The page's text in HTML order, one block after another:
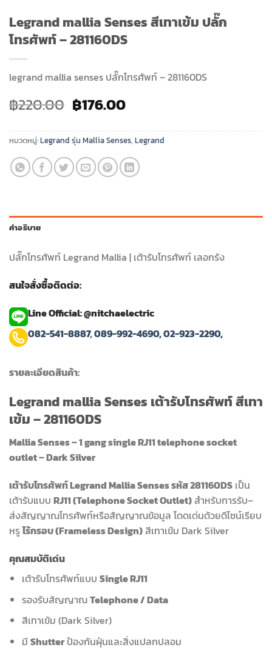
Legrand mallia Senses สีเทาเข้ม ปลั๊ก
โทรศัพท์ – 281160DS
legrand mallia senses ปลั๊กโทรศัพท์ – 281160DS
฿220.00 Original
price
was:
฿220.00.
฿176.00Current
is:
฿176.00.
หมวดหมู่:Legrand รุ่น Mallia Senses, Legrand
คำอธิบาย
ปลั๊กโทรศัพท์ Legrand Mallia | เต้ารับโทรศัพท์ เลอกรัง
สนใจสั่งซื้อติดต่อ:
Line Official: @nitchaelectric
082-541-8887,089-992-4690,02-923-2290,
รายละเอียดสินค้า:
Legrand mallia Senses เต้ารับโทรศัพท์ สีเทา
เข้ม – 281160DS
Mallia Senses – 1 gang single RJ11 telephone socket
outlet – Dark Silver
เต้ารับโทรศัพท์ Legrand Mallia Senses รหัส 281160DS เป็น
เต้ารับแบบ RJ11 (Telephone Socket Outlet)สำหรับการรับ–
ส่งสัญญาณโทรศัพท์หรือสัญญาณข้อมูล โดดเด่นด้วยดีไซน์เรียบ
หรูไร้กรอบ (Frameless Design)สีเทาเข้ม Dark Silver
คุณสมบัติเด่น
เต้ารับโทรศัพท์แบบ Single RJ11
รองรับสัญญาณTelephone / Data
สีเทาเข้ม (Dark Silver)
มี Shutterป้องกันฝุ่นและสิ่งแปลกปลอม